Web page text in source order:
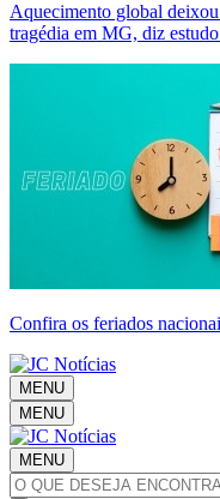
Aquecimento global
tragédia em MG, diz
Confira os feriados
MENU
MENU
MENU